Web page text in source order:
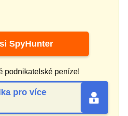
SpyHunter
podnikatelské peníze!
pro více